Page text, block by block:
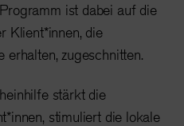
ist dabei auf die
Klient*innen, die
zugeschnitten.
stärkt die
stimuliert die lokale